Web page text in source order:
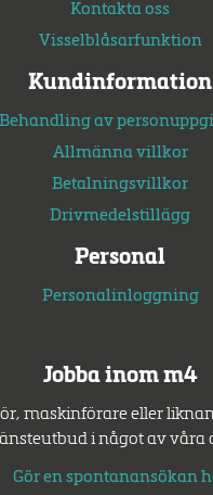
Kontakta oss
Visselblåsarfunktion
Kundinformation
Behandling av
Allmänna villkor
Betalningsvillkor
Drivmedelstillägg
Personal
Personalinloggning
Jobba inom m4
maskinförare eller
i något av våra
Gör en spontanansökan